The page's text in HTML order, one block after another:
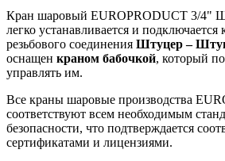
Кран шаровый EUROPRODUCT 3/4"
легко устанавливается и подключается
резьбового соединения Штуцер –
оснащен краном бабочкой, который
управлять им.
Все краны шаровые производства
соответствуют всем необходимым
безопасности, что подтверждается
сертификатами и лицензиями.